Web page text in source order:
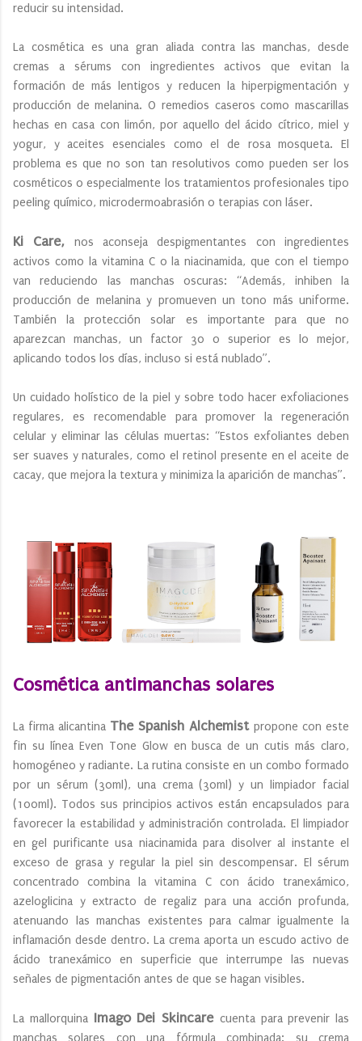
reducir su intensidad.
La cosmética es una gran aliada contra las manchas, desde
cremas a sérums con ingredientes activos que evitan la
formación de más lentigos y reducen la hiperpigmentación y
producción de melanina. O remedios caseros como mascarillas
hechas en casa con limón, por aquello del ácido cítrico, miel y
yogur, y aceites esenciales como el de rosa mosqueta. El
problema es que no son tan resolutivos como pueden ser los
cosméticos o especialmente los tratamientos profesionales tipo
peeling químico, microdermoabrasión o terapias con láser.
Ki Care, nos aconseja despigmentantes con ingredientes
activos como la vitamina C o la niacinamida, que con el tiempo
van reduciendo las manchas oscuras: “Además, inhiben la
producción de melanina y promueven un tono más uniforme.
También la protección solar es importante para que no
aparezcan manchas, un factor 30 o superior es lo mejor,
aplicando todos los días, incluso si está nublado”.
Un cuidado holístico de la piel y sobre todo hacer exfoliaciones
regulares, es recomendable para promover la regeneración
celular y eliminar las células muertas: “Estos exfoliantes deben
ser suaves y naturales, como el retinol presente en el aceite de
cacay, que mejora la textura y minimiza la aparición de manchas”.
Cosmética antimanchas solares
La firma alicantina The Spanish Alchemist propone con este
fin su línea Even Tone Glow en busca de un cutis más claro,
homogéneo y radiante. La rutina consiste en un combo formado
por un sérum (30ml), una crema (30ml) y un limpiador facial
(100ml). Todos sus principios activos están encapsulados para
favorecer la estabilidad y administración controlada. El limpiador
en gel purificante usa niacinamida para disolver al instante el
exceso de grasa y regular la piel sin descompensar. El sérum
concentrado combina la vitamina C con ácido tranexámico,
azeloglicina y extracto de regaliz para una acción profunda,
atenuando las manchas existentes para calmar igualmente la
inflamación desde dentro. La crema aporta un escudo activo de
ácido tranexámico en superficie que interrumpe las nuevas
señales de pigmentación antes de que se hagan visibles.
La mallorquina Imago Dei Skincare cuenta para prevenir las